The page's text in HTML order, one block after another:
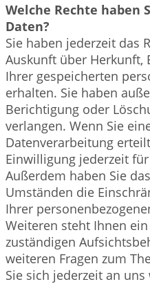
Welche Rechte haben
Daten?
Sie haben jederzeit das
Auskunft über Herkunft,
Ihrer gespeicherten
erhalten. Sie haben
Berichtigung oder
verlangen. Wenn Sie
Datenverarbeitung
Einwilligung jederzeit
Außerdem haben Sie
Umständen die
Ihrer
Weiteren steht Ihnen
zuständigen
weiteren Fragen zum
Sie sich jederzeit an uns